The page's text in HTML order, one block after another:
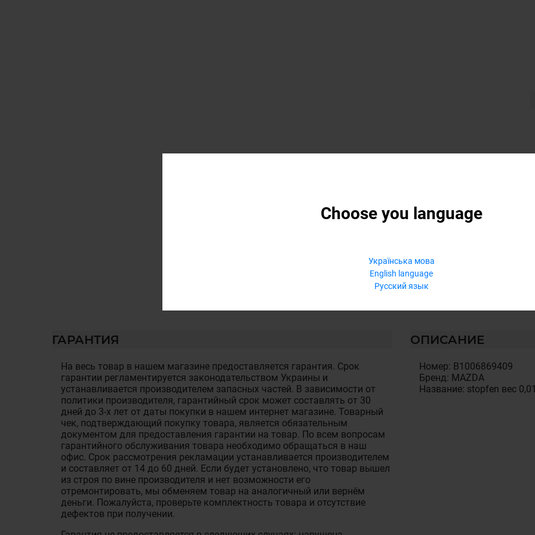
Choose you language
Українська мова
English language
Русский язык
ГАРАНТИЯ
На весь товар в нашем магазине предоставляется гарантия. Срок
гарантии регламентируется законодательством Украины и
устанавливается производителем запасных частей. В зависимости от
политики производителя, гарантийный срок может составлять от 30
дней до 3-х лет от даты покупки в нашем интернет магазине. Товарный
чек, подтверждающий покупку товара, является обязательным
документом для предоставления гарантии на товар. По всем вопросам
гарантийного обслуживания товара необходимо обращаться в наш
офис. Срок рассмотрения рекламации устанавливается производителем
и составляет от 14 до 60 дней. Если будет установлено, что товар вышел
из строя по вине производителя и нет возможности его
отремонтировать, мы обменяем товар на аналогичный или вернём
деньги. Пожалуйста, проверьте комплектность товара и отсутствие
дефектов при получении.
ОПИСАНИЕ
Номер: B1006869409
Бренд: MAZDA
Название: stopfen вес